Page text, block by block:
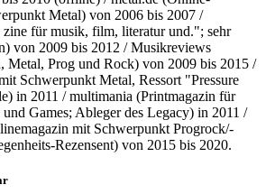
Metal) von 2006 bis 2007 /
für musik, film, literatur und."; sehr
von 2009 bis 2012 / Musikreviews
Metal, Prog und Rock) von 2009 bis 2015 /
Schwerpunkt Metal, Ressort "Pressure
in 2011 / multimania (Printmagazin für
Games; Ableger des Legacy) in 2011 /
mit Schwerpunkt Progrock/-
Rezensent) von 2015 bis 2020.